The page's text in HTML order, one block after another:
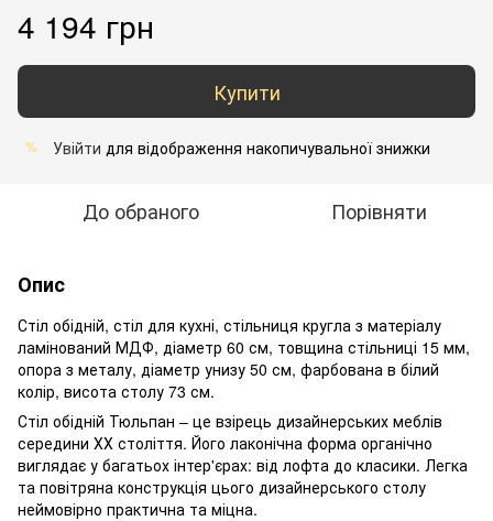
4 194 грн
Купити
% Увійти для відображення накопичувальної знижки
До обраного Порівняти
Опис
Стіл обідній, стіл для кухні, стільниця кругла з матеріалу
ламінований МДФ, діаметр 60 см, товщина стільниці 15 мм,
опора з металу, діаметр унизу 50 см, фарбована в білий
колір, висота столу 73 см.
Стіл обідній Тюльпан – це взірець дизайнерських меблів
середини ХХ століття. Його лаконічна форма органічно
виглядає у багатьох інтер'єрах: від лофта до класики. Легка
та повітряна конструкція цього дизайнерського столу
неймовірно практична та міцна.